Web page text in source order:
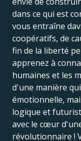
dans ce qui est
vous entraîne
coopératifs, de
fin de la liberté
apprenez à
humaines et les
d'une manière
émotionnelle,
logique et
avec le cœur
révolutionnaire !